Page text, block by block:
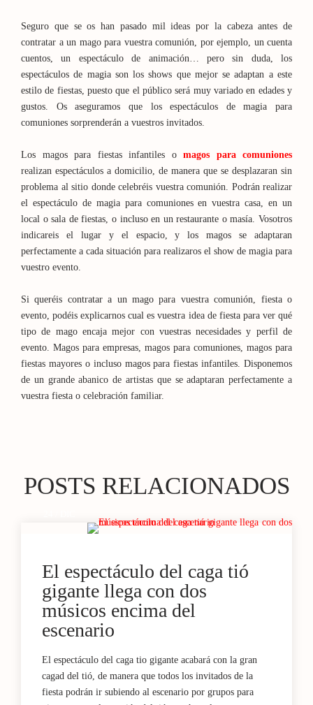
Seguro que se os han pasado mil ideas por la cabeza antes de
contratar a un mago para vuestra comunión, por ejemplo, un cuenta
cuentos, un espectáculo de animación… pero sin duda, los
espectáculos de magia son los shows que mejor se adaptan a este
estilo de fiestas, puesto que el público será muy variado en edades y
gustos. Os aseguramos que los espectáculos de magia para
comuniones sorprenderán a vuestros invitados.
Los magos para fiestas infantiles o magos para comuniones
realizan espectáculos a domicilio, de manera que se desplazaran sin
problema al sitio donde celebréis vuestra comunión. Podrán realizar
el espectáculo de magia para comuniones en vuestra casa, en un
local o sala de fiestas, o incluso en un restaurante o masía. Vosotros
indicareis el lugar y el espacio, y los magos se adaptaran
perfectamente a cada situación para realizaros el show de magia para
vuestro evento.
Si queréis contratar a un mago para vuestra comunión, fiesta o
evento, podéis explicarnos cual es vuestra idea de fiesta para ver qué
tipo de mago encaja mejor con vuestras necesidades y perfil de
evento. Magos para empresas, magos para comuniones, magos para
fiestas mayores o incluso magos para fiestas infantiles. Disponemos
de un grande abanico de artistas que se adaptaran perfectamente a
vuestra fiesta o celebración familiar.
POSTS RELACIONADOS
El espectáculo del caga tió
gigante llega con dos
músicos encima del
escenario
El espectáculo del caga tio gigante acabará con la gran
cagad del tió, de manera que todos los invitados de la
fiesta podrán ir subiendo al escenario por grupos para